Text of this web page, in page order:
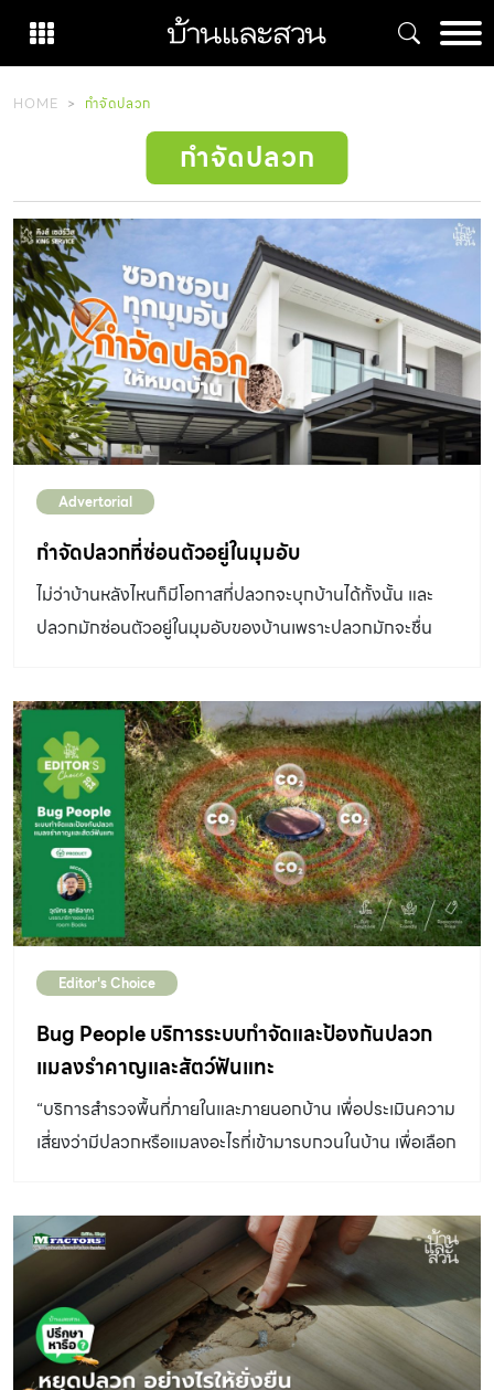
content
HOME กำจัดปลวก
กำจัดปลวก
Advertorial
กำจัดปลวกที่ซ่อนตัวอยู่ในมุมอับ
ไม่ว่าบ้านหลังไหนก็มีโอกาสที่ปลวกจะบุกบ้านได้ทั้งนั้น และ
ปลวกมักซ่อนตัวอยู่ในมุมอับของบ้านเพราะปลวกมักจะชื่น
จึงชวนมาปรึกษากับ 2 ผู้เชี่ยวชาญคือ คุณปุณิกา อินทสุ
วรรณ์ นักวิชาการ และคุณอุดม ตุนอยู่เพชร เจ้าหน้าที่ฝ่ายขาย
บริษัท คิงส์ เซอร์วิส เซ็นเตอร์ จำกัด ผู้ให้บริการกำจัดปลวก
แมลงและสัตว์รบกวน ผู้พัฒนานวัตกรรมที่ช่วยให้การกำจัด
ปลวกได้ผลดีมากที่สุด ว่ามีวิธีไหนที่เราจะกำจัดปลวกที่ซ่อน
ตัวอยู่ให้หมดสิ้นไปได้ จุดซ่อนตัวของปลวกที่เราอาจคาดไม่ถึง
คุณปุณิกาชี้ให้เราเห็นว่าปัญหาปลวกมีจุดที่สามารถมองเห็น
ขณะเดียวกันก็มีจุดที่เป็นมุมอับมองเห็นได้ยาก เช่น ห้องเก็บ
บันได หรือห้องใต้บันได ตู้บิวท์อิน ตู้เก็บของใต้ซิงก์ล้างจาน
และตำแหน่งที่หลายคนคิดไม่ถึง เช่น ช่องชาร์ป เสาโพรง หรือ
กำแพงสองชั้น โดยเฉพาะบ้านในปัจจุบันมีความโมเดิร์น
เจ้าของบ้านต้องการตกแต่งบ้านให้เรียบร้อย ปิดบังเสาต่าง ๆ
ด้วยการก่อกำแพงสองชั้น หรือเพื่อรักษาอุณหภูมิภายในบ้าน
ขึ้นจากดินข้างล่างไปจนถึงชั้นบนของบ้านได้ โดยปลวกจะกิน
ไม้ด้านในไปเรื่อยๆ สุดท้ายอาจขึ้นไปโผล่ที่ฝ้าชั้น 3 โดยที่เราไม่
เห็นแม้กระทั่งรอยดิน หากเราพบร่องรอยก็หมายความว่า
ปลวกกินบริเวณนั้นมาเป็นระยะเวลานาน รู้ตัวอีกทีในตอนที่ฝ้า
หล่นลงมา มีตู้บิวท์อินเสียหายแล้วนั่นเอง […]
Editor's Choice
Bug People บริการระบบกำจัดและป้องกันปลวก
แมลงรำคาญและสัตว์ฟันแทะ
“บริการสํารวจพื้นที่ภายในและภายนอกบ้าน เพื่อประเมินความ
เสี่ยงว่ามีปลวกหรือแมลงอะไรที่เข้ามารบกวนในบ้าน เพื่อเลือก
เลี้ยง และสิ่งแวดล้อม” Recommended by วุฒิกร สุทธิ
อาภา บรรณาธิการออนไลน์ room books อาคารบ้านเรือน
และสถานประกอบการต่าง ๆ หลีกเลี่ยงปัญหาแมลงรบกวนได้
ยาก ไม่ว่าจะเป็นปลวก มด แมลงสาบ ยุง หรือหนู และหลาย
ครั้งที่การออกแบบสร้างและตกแต่งบ้าน เช่น การใช้
เฟอร์นิเจอร์ไม้ ทำห้องหนังสือ หรือการตกแต่งสวนหน้าบ้าน